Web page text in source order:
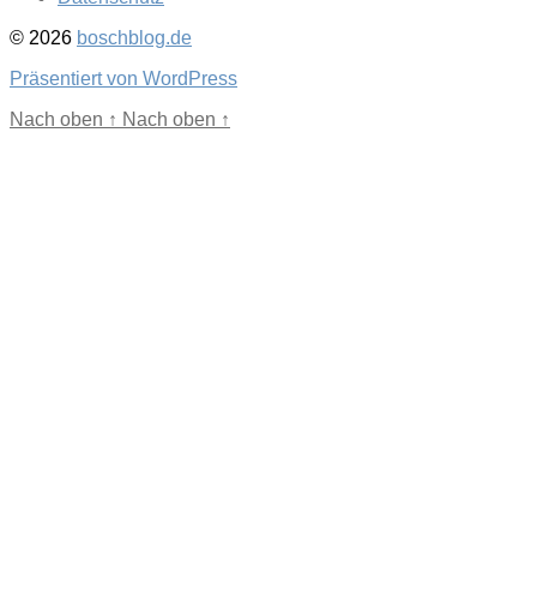
© 2026 boschblog.de
Präsentiert von WordPress
Nach oben ↑ Nach oben ↑